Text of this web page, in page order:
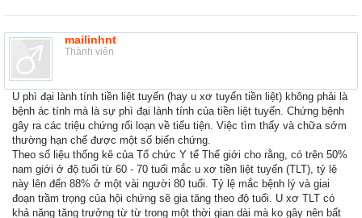
mailinhnt
Thành viên
U phì đại lành tính tiền liệt tuyến (hay u xơ tuyến tiền liệt) không phải là
bệnh ác tính mà là sự phì đại lành tính của tiền liệt tuyến. Chứng bệnh
gây ra các triệu chứng rối loạn về tiểu tiện. Việc tìm thấy và chữa sớm
thường hạn chế được một số biến chứng.
Theo số liệu thống kê của Tổ chức Y tế Thế giới cho rằng, có trên 50%
nam giới ở độ tuổi từ 60 - 70 tuổi mắc u xơ tiền liệt tuyến (TLT), tỷ lệ
này lên đến 88% ở một vài người 80 tuổi. Tỷ lệ mắc bệnh lý và giai
đoạn trầm trọng của hội chứng sẽ gia tăng theo độ tuổi. U xơ TLT có
khả năng tăng trưởng từ từ trong một thời gian dài mà ko gây nên bất